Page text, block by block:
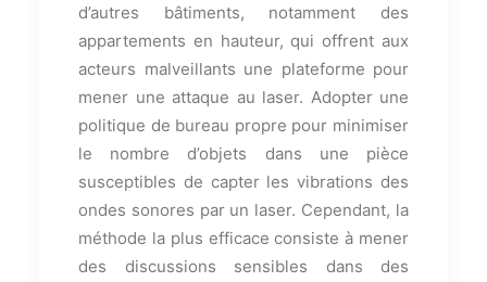
d’autres bâtiments, notamment des
appartements en hauteur, qui offrent aux
acteurs malveillants une plateforme pour
mener une attaque au laser. Adopter une
politique de bureau propre pour minimiser
le nombre d’objets dans une pièce
susceptibles de capter les vibrations des
ondes sonores par un laser. Cependant, la
méthode la plus efficace consiste à mener
des discussions sensibles dans des